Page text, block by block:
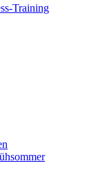
Training